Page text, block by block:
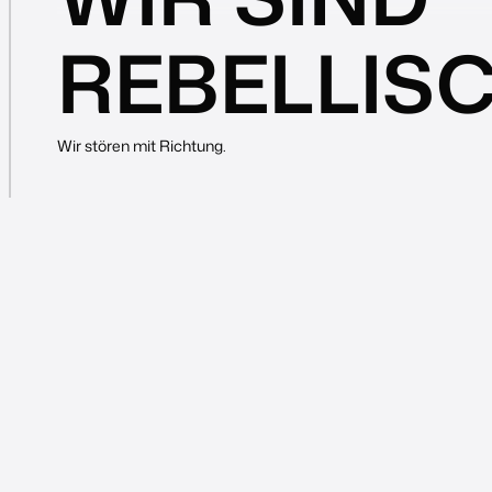
Wir stören mit Richtung.